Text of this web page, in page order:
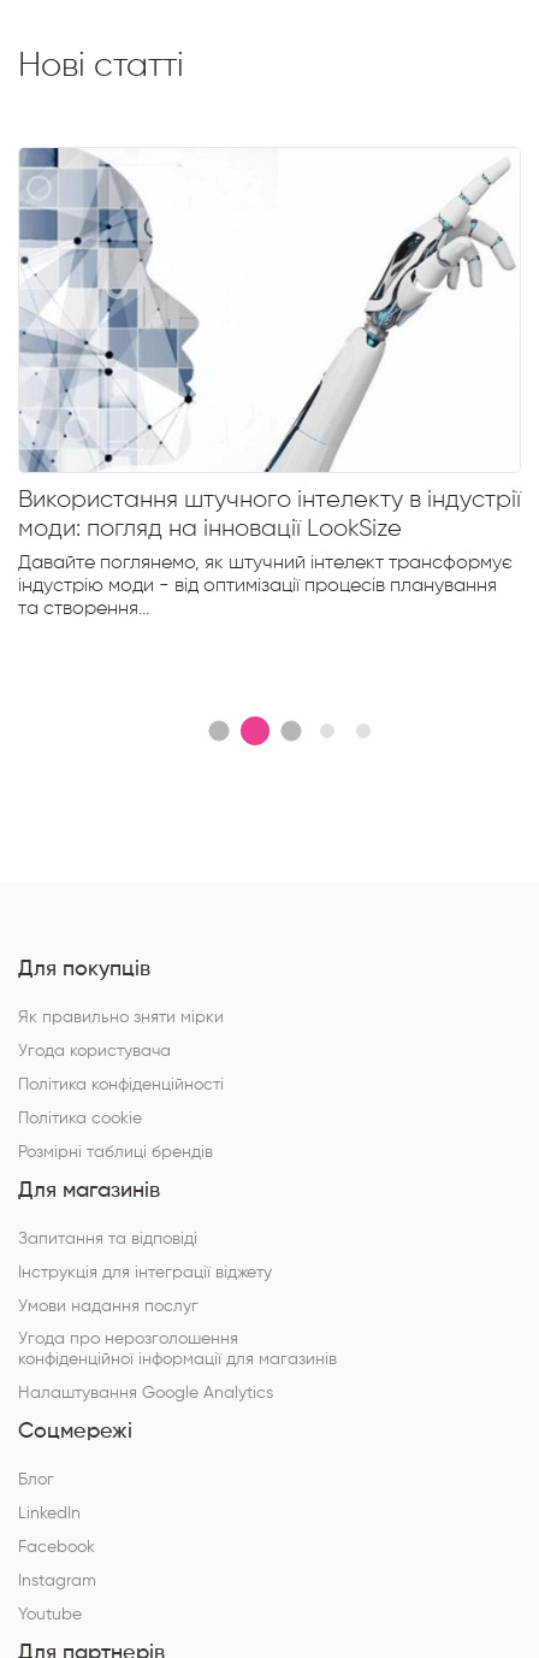
Нові статті
Використання штучного інтелекту в індустрії
моди: погляд на інновації LookSize
Давайте поглянемо, як штучний інтелект трансформує
індустрію моди - від оптимізації процесів планування
та створення...
Для покупців
Як правильно зняти мірки
Угода користувача
Політика конфіденційності
Політика cookie
Розмірні таблиці брендів
Для магазинів
Запитання та відповіді
Інструкція для інтеграції віджету
Умови надання послуг
Угода про нерозголошення
конфіденційної інформації для магазинів
Налаштування Google Analytics
Соцмережі
Блог
LinkedIn
Facebook
Instagram
Youtube
Для партнерів